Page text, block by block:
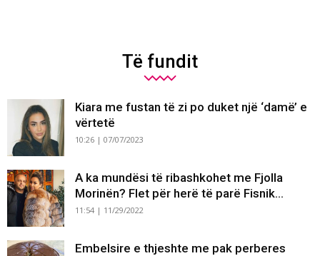
Të fundit
Kiara me fustan të zi po duket një ‘damë’ e
vërtetë
10:26 | 07/07/2023
A ka mundësi të ribashkohet me Fjolla
Morinën? Flet për herë të parë Fisnik...
11:54 | 11/29/2022
Embelsire e thjeshte me pak perberes